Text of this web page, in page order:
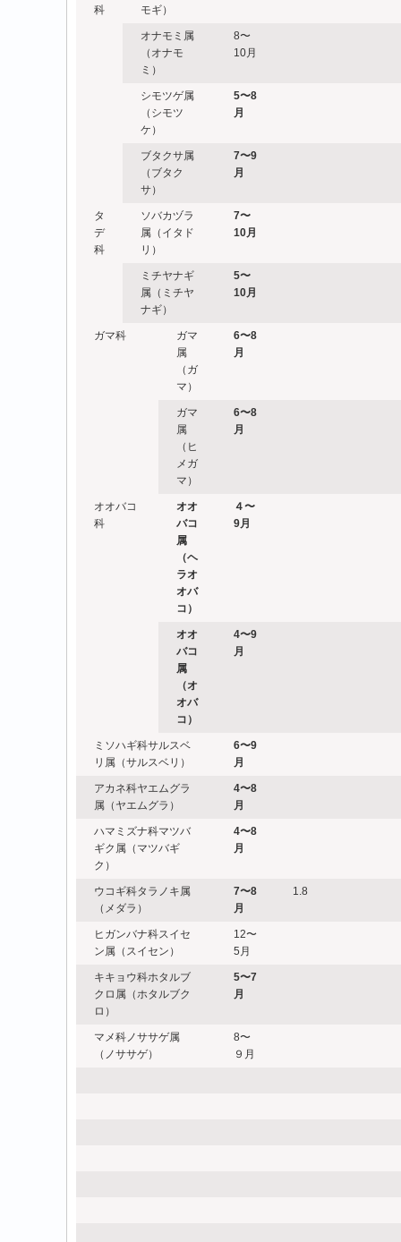
科
モギ）
オナモミ属
（オナモ
ミ）
8〜
10月
シモツゲ属
（シモツ
ケ）
5〜8
月
ブタクサ属
（ブタク
サ）
7〜9
月
タ
デ
科
ソバカヅラ
属（イタド
リ）
7〜
10月
ミチヤナギ
属（ミチヤ
ナギ）
5〜
10月
ガマ科
ガマ
属
（ガ
マ）
6〜8
月
ガマ
属
（ヒ
メガ
マ）
6〜8
月
オオバコ
科
オオ
バコ
属
（ヘ
ラオ
オバ
コ）
４〜
9月
オオ
バコ
属
（オ
オバ
コ）
4〜9
月
ミソハギ科サルスベ
リ属（サルスベリ）
6〜9
月
アカネ科ヤエムグラ
属（ヤエムグラ）
4〜8
月
ハマミズナ科マツバ
ギク属（マツバギ
ク）
4〜8
月
ウコギ科タラノキ属
（メダラ）
7〜8
月
1.8
ヒガンバナ科スイセ
ン属（スイセン）
12〜
5月
キキョウ科ホタルブ
クロ属（ホタルブク
ロ）
5〜7
月
マメ科ノササゲ属
（ノササゲ）
8〜
９月